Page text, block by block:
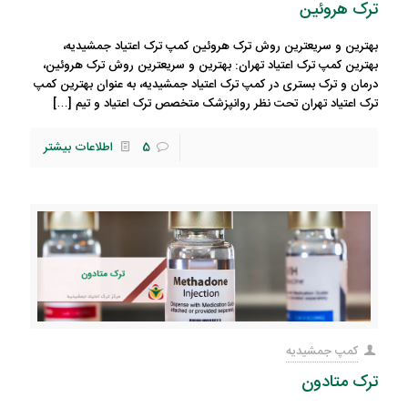
ترک هروئین
بهترین و سریعترین روش ترک هروئین کمپ ترک اعتیاد جمشیدیه،
بهترین کمپ ترک اعتیاد تهران: بهترین و سریعترین روش ترک هروئین،
درمان و ترک بستری در کمپ ترک اعتیاد جمشیدیه، به عنوان بهترین کمپ
ترک اعتیاد تهران تحت نظر روانپزشک متخصص ترک اعتیاد و تیم […]
5 اطلاعات بیشتر
کمپ جمشیدیه
ترک متادون